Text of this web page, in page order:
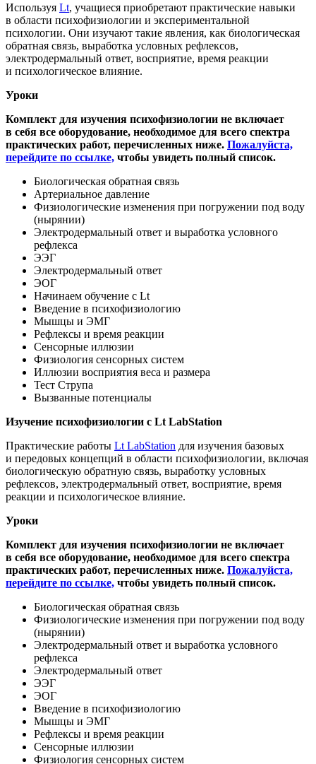
Используя Lt, учащиеся приобретают практические навыки
в области психофизиологии и экспериментальной
психологии. Они изучают такие явления, как биологическая
обратная связь, выработка условных рефлексов,
электродермальный ответ, восприятие, время реакции
и психологическое влияние.
Уроки
Комплект для изучения психофизиологии не включает
в себя все оборудование, необходимое для всего спектра
практических работ, перечисленных ниже. Пожалуйста,
перейдите по ссылке, чтобы увидеть полный список.
Биологическая обратная связь
Артериальное давление
Физиологические изменения при погружении под воду
(нырянии)
Электродермальный ответ и выработка условного
рефлекса
ЭЭГ
Электродермальный ответ
ЭОГ
Начинаем обучение с Lt
Введение в психофизиологию
Мышцы и ЭМГ
Рефлексы и время реакции
Сенсорные иллюзии
Физиология сенсорных систем
Иллюзии восприятия веса и размера
Тест Струпа
Вызванные потенциалы
Изучение психофизиологии с Lt LabStation
Практические работы Lt LabStation для изучения базовых
и передовых концепций в области психофизиологии, включая
биологическую обратную связь, выработку условных
рефлексов, электродермальный ответ, восприятие, время
реакции и психологическое влияние.
Уроки
Комплект для изучения психофизиологии не включает
в себя все оборудование, необходимое для всего спектра
практических работ, перечисленных ниже. Пожалуйста,
перейдите по ссылке, чтобы увидеть полный список.
Биологическая обратная связь
Физиологические изменения при погружении под воду
(нырянии)
Электродермальный ответ и выработка условного
рефлекса
Электродермальный ответ
ЭЭГ
ЭОГ
Введение в психофизиологию
Мышцы и ЭМГ
Рефлексы и время реакции
Сенсорные иллюзии
Физиология сенсорных систем